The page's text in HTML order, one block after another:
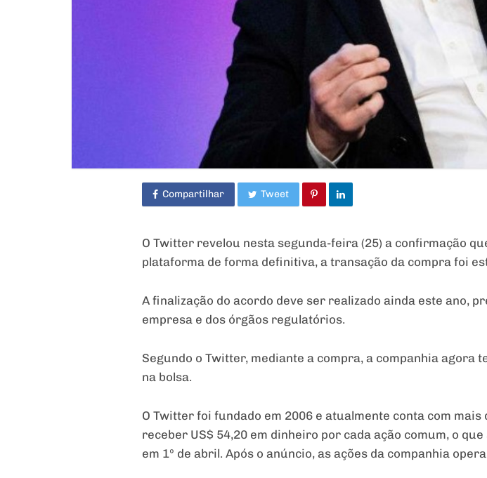
Compartilhar Tweet
O Twitter revelou nesta segunda-feira (25) a confirmação
plataforma de forma definitiva, a transação da compra foi
A finalização do acordo deve ser realizado ainda este ano,
empresa e dos órgãos regulatórios.
Segundo o Twitter, mediante a compra, a companhia
na bolsa.
O Twitter foi fundado em 2006 e atualmente conta com
receber US$ 54,20 em dinheiro por cada ação comum, o
em 1º de abril. Após o anúncio, as ações da companhia